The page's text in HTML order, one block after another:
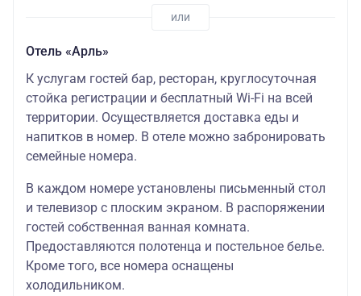
Отель «Арль»
К услугам гостей бар, ресторан, круглосуточная
стойка регистрации и бесплатный Wi-Fi на всей
территории. Осуществляется доставка еды и
напитков в номер. В отеле можно забронировать
семейные номера.
В каждом номере установлены письменный стол
и телевизор с плоским экраном. В распоряжении
гостей собственная ванная комната.
Предоставляются полотенца и постельное белье.
Кроме того, все номера оснащены
холодильником.